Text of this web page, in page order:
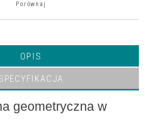
Porównaj
OPIS
geometryczna w